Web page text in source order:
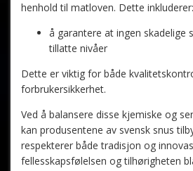
henhold til matloven. Dette inkluderer:
å garantere at ingen skadelige
tillatte nivåer
Dette er viktig for både
forbrukersikkerhet.
Ved å balansere disse kjemiske og
kan produsentene av svensk snus
respekterer både tradisjon og
fellesskapsfølelsen og tilhørigheten